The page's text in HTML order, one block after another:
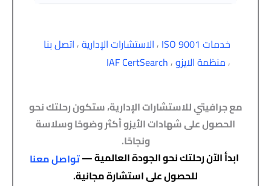
خدمات ISO 9001 ,الاستشارات الإدارية,اتصل بنا
,منظمة الايزو,
IAF CertSearch
مع جرافيتي للاستشارات الإدارية، ستكون رحلتك نحو
الحصول على شهادات الأيزو أكثر وضوحًا وسلاسة
ونجاحًا.
ابدأ الآن رحلتك نحو الجودة العالمية —تواصل معنا
للحصول على استشارة مجانية.